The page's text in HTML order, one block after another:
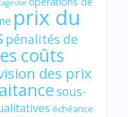
prix du
pénalités de
coûts
des prix
sous-
échéance